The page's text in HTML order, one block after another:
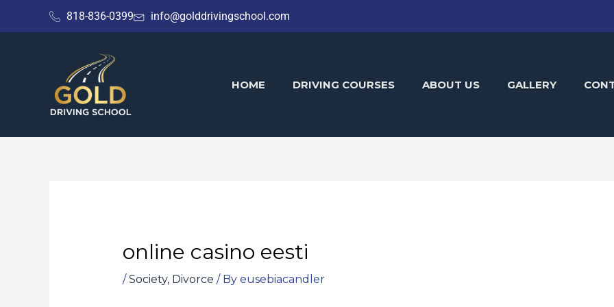
to
818-836-0399 info@golddrivingschool.com
HOME DRIVING COURSES ABOUT US GALLERY
online casino eesti
/Society, Divorce / By eusebiacandler